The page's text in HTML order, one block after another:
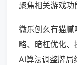
聚焦相关游戏功
微乐刨幺有猫腻
略、暗杠优化
AI算法调整牌局